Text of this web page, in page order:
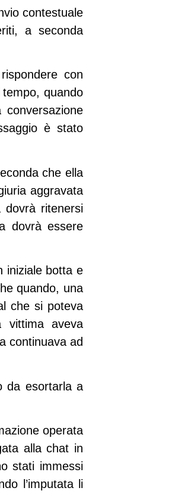
contestuale
a seconda
con
quando
è stato
che ella
aggravata
ritenersi
dovrà essere
iniziale botta e
quando, una
che si poteva
vittima aveva
continuava ad
da esortarla a
operata
alla chat in
stati immessi
l’imputata li